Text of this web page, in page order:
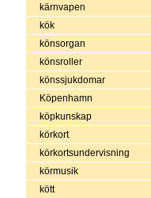
kärnvapen
kök
könsorgan
könsroller
könssjukdomar
Köpenhamn
köpkunskap
körkort
körkortsundervisning
körmusik
kött